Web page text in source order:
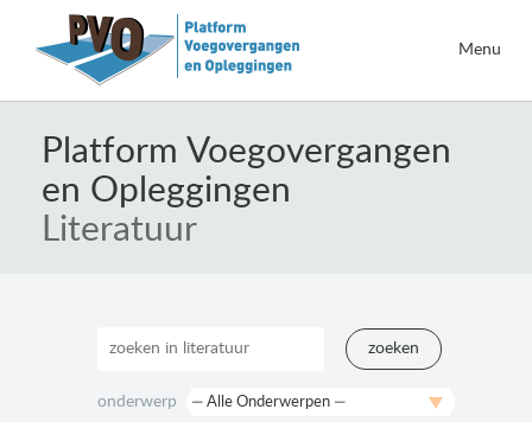
Menu
springen
Platform Voegovergangen
en Opleggingen
Literatuur
zoeken
onderwerp